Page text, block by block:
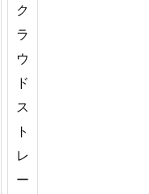
ク
ラ
ウ
ド
ス
ト
レ
ー